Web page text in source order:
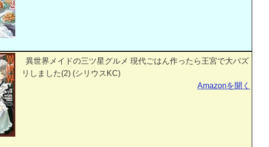
異世界メイドの三ツ星グルメ 現代ごはん作ったら王宮で大バズ
リしました(2) (シリウスKC)
Amazonを開く